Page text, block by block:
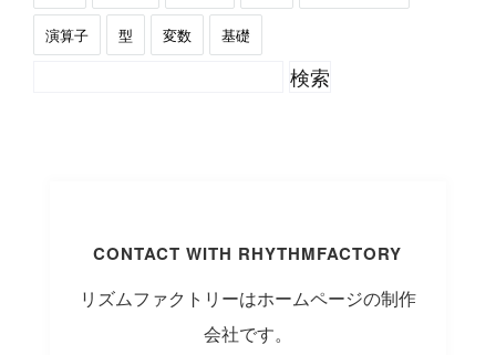
演算子 型 変数 基礎
CONTACT WITH RHYTHMFACTORY
リズムファクトリーはホームページの制作
会社です。